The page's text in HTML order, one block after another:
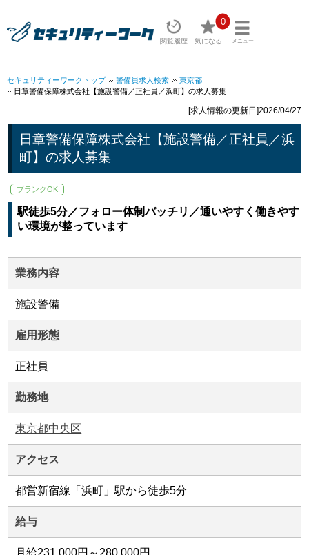
閲覧履歴
0
気になる メニュー
セキュリティーワークトップ 警備員求人検索
東京都
日章警備保障株式会社【施設警備／正社員／浜町】の求人募集
[求人情報の更新日]2026/04/27
日章警備保障株式会社【施設警備／正社員／浜
町】の求人募集
ブランクOK
駅徒歩5分／フォロー体制バッチリ／通いやすく働きやす
い環境が整っています
業務内容
施設警備
雇用形態
正社員
勤務地
東京都中央区
アクセス
都営新宿線「浜町」駅から徒歩5分
給与
月給231,000円～280,000円